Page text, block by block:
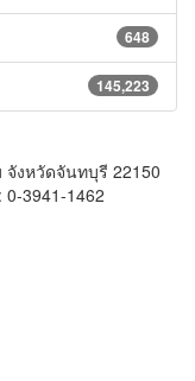
648
145,223
งหวัดจันทบุรี 22150
3941-1462